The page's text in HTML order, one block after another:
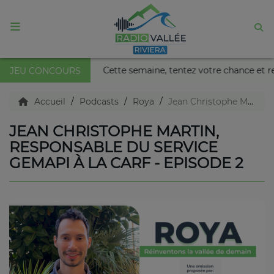
JEU CONCOURS
Nikaïa de Nice ! Cette semaine, tentez votre chance
ACCUEIL
Agenda
Emissions
Diffusions
Podcasts
Accueil Podcasts Roya Jean Christophe Martin, Responsable du service GEMAPI à la CARF - Episode 2
JEAN CHRISTOPHE MARTIN,
RESPONSABLE DU SERVICE
GEMAPI À LA CARF - EPISODE 2